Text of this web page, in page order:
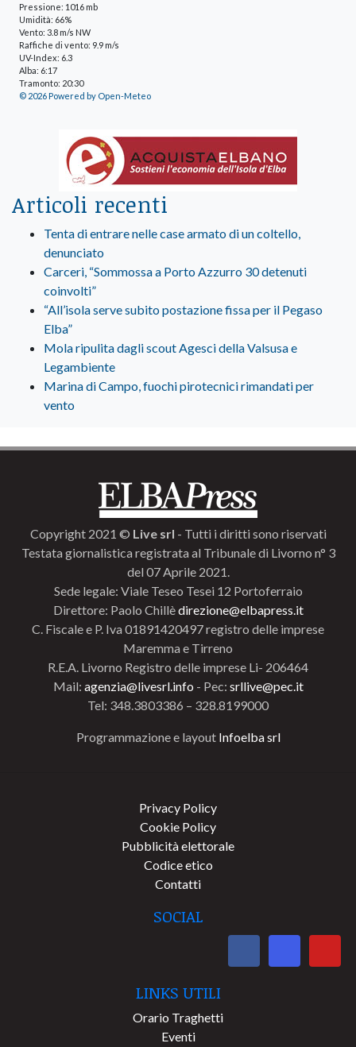
Pressione: 1016 mb
Umidità: 66%
Vento: 3.8 m/s NW
Raffiche di vento: 9.9 m/s
UV-Index: 6.3
Alba: 6:17
Tramonto: 20:30
© 2026 Powered by Open-Meteo
Articoli recenti
Tenta di entrare nelle case armato di un coltello,
denunciato
Carceri, “Sommossa a Porto Azzurro 30 detenuti
coinvolti”
“All’isola serve subito postazione fissa per il Pegaso
Elba”
Mola ripulita dagli scout Agesci della Valsusa e
Legambiente
Marina di Campo, fuochi pirotecnici rimandati per
vento
Copyright 2021 © Live srl - Tutti i diritti sono riservati
Testata giornalistica registrata al Tribunale di Livorno n° 3
del 07 Aprile 2021.
Sede legale: Viale Teseo Tesei 12 Portoferraio
Direttore: Paolo Chillèdirezione@elbapress.it
C. Fiscale e P. Iva 01891420497 registro delle imprese
Maremma e Tirreno
R.E.A. Livorno Registro delle imprese Li- 206464
Mail: agenzia@livesrl.info - Pec: srllive@pec.it
Tel: 348.3803386 – 328.8199000
Programmazione e layout Infoelba srl
Privacy Policy
Cookie Policy
Pubblicità elettorale
Codice etico
Contatti
SOCIAL
LINKS UTILI
Orario Traghetti
Eventi